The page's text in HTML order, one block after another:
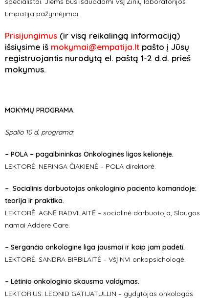
Empatija pažymėjimai.
Prisijungimus (ir visą reikalingą informaciją)
išsiųsime iš mokymai@empatija.lt pašto į Jūsų
registruojantis nurodytą el. paštą 1-2 d.d. prieš
mokymus.
MOKYMŲ PROGRAMA:
Spalio 10 d. programa:
– POLA – pagalbininkas Onkologinės ligos kelionėje.
LEKTORĖ: NERINGA ČIAKIENĖ – POLA direktorė.
– Socialinis darbuotojas onkologinio paciento komandoje:
teorija ir praktika.
LEKTORĖ: AGNĖ RADVILAITĖ – socialinė darbuotoja, Slaugos
namai Addere Care.
– Sergančio onkologine liga jausmai ir kaip jam padėti.
LEKTORĖ: SANDRA BIRBILAITĖ – VšĮ NVI onkopsichologė.
– Lėtinio onkologinio skausmo valdymas.
LEKTORIUS: LEONID GATIJATULLIN – gydytojas onkologas